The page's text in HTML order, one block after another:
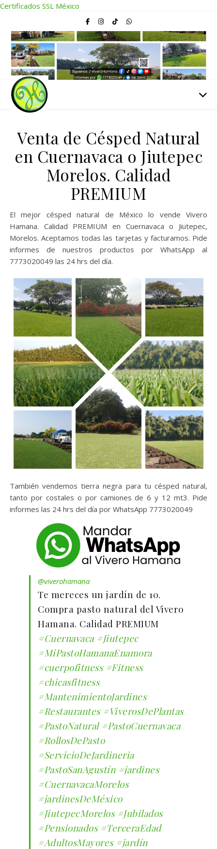
Certificados SSL México
Venta de Césped Natural
en Cuernavaca o Jiutepec
Morelos. Calidad
PREMIUM
El mejor césped natural de México lo vende Vivero
Hamana. Calidad PREMIUM en Cuernavaca o Jiutepec,
Morelos. Aceptamos todas las tarjetas y facturamos. Pide
informes de nuestros productos por WhatsApp al
7773020049 las 24 hrs del día.
También vendemos tierra negra para tu césped natural,
tanto por costales o por camiones de 6 y 12 mt3. Pide
informes las 24 hrs del día por WhatsApp 7773020049
@viverohamana
Te mereces un jardín de 10.
Compra pasto natural del Vivero
Hamana. Calidad PREMIUM
#Cuernavaca #Jiutepec
#MiPastoHamanaEnamora
#cuerpofitness #Fitness
#chicasfitness
#MantenimientoJardines
#Restaurantes #ViverosDePlantas
#PastoNatural #PastoCuernavaca
#RollosDePasto
#ServicioDeJardineria
#PastoSanAgustín #jardines
#CuernavacaMorelos
#jardinesDeMéxico
#JiutepecMorelos #Jubilados
#Pensionados #TerceraEdad
#AdultosMayores #jardín